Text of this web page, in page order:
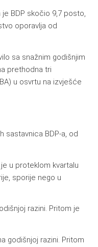
BDP skočio 9,7 posto,
oporavlja od
sa snažnim godišnjim
prethodna tri
u osvrtu na izvješće
sastavnica BDP-a, od
u proteklom kvartalu
sporije nego u
razini. Pritom je
godišnjoj razini. Pritom